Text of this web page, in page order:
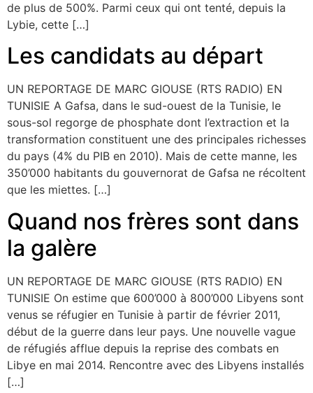
de plus de 500%. Parmi ceux qui ont tenté, depuis la
Lybie, cette […]
Les candidats au départ
UN REPORTAGE DE MARC GIOUSE (RTS RADIO) EN
TUNISIE A Gafsa, dans le sud-ouest de la Tunisie, le
sous-sol regorge de phosphate dont l’extraction et la
transformation constituent une des principales richesses
du pays (4% du PIB en 2010). Mais de cette manne, les
350’000 habitants du gouvernorat de Gafsa ne récoltent
que les miettes. […]
Quand nos frères sont dans
la galère
UN REPORTAGE DE MARC GIOUSE (RTS RADIO) EN
TUNISIE On estime que 600’000 à 800’000 Libyens sont
venus se réfugier en Tunisie à partir de février 2011,
début de la guerre dans leur pays. Une nouvelle vague
de réfugiés afflue depuis la reprise des combats en
Libye en mai 2014. Rencontre avec des Libyens installés
[…]